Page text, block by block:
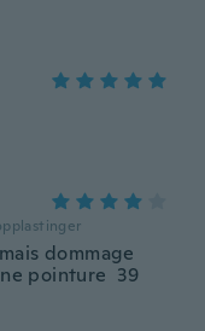
dommage
pointure 39